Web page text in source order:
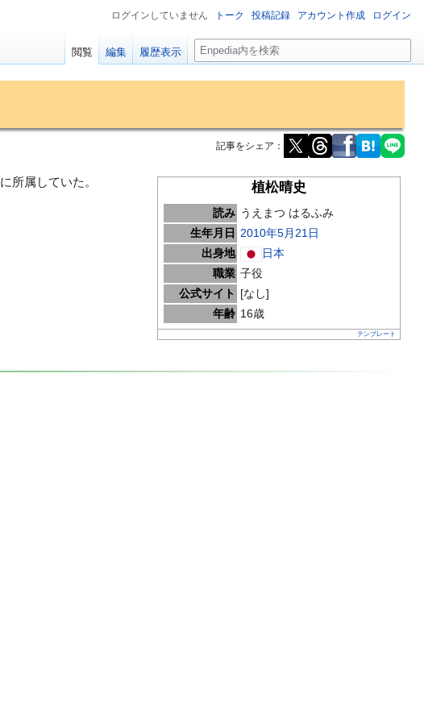
記事をシェア：
植松晴史
読み うえまつ はるふみ
生年月日
2010年5月21日
出身地
日本
職業 子役
公式サイト
[なし]
年齢 16歳
テンプレート
に所属していた。
ログインしていません トーク 投稿記録 アカウント作成 ログイン
閲覧 編集 履歴表示
検
索